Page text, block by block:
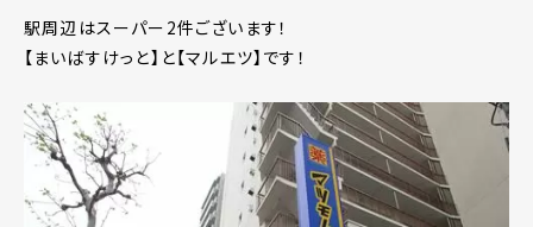
駅周辺はスーパー2件ございます！
【まいばすけっと】と【マルエツ】です！